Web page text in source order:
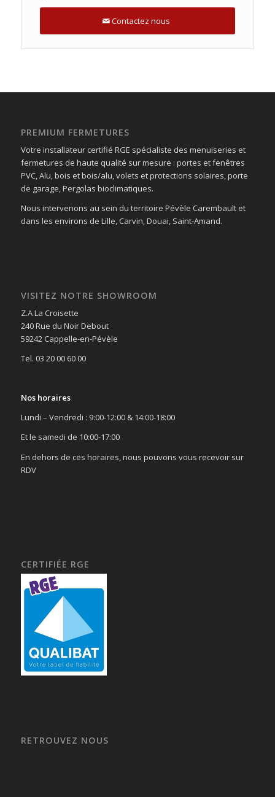
Contactez nous
PREMIUM FERMETURES
Votre installateur certifié RGE spécialiste des menuiseries et
fermetures de haute qualité sur mesure : portes et fenêtres
PVC, Alu, bois et bois/alu, volets et protections solaires, porte
de garage, Pergolas bioclimatiques.
Nous intervenons au sein du territoire Pévèle Carembault et
dans les environs de Lille, Carvin, Douai, Saint-Amand.
VISITEZ NOTRE SHOWROOM
Z.A La Croisette
240 Rue du Noir Debout
59242 Cappelle-en-Pévèle
Tel. 03 20 00 60 00
Nos horaires
Lundi – Vendredi : 9:00-12:00 & 14:00-18:00
Et le samedi de 10:00-17:00
En dehors de ces horaires, nous pouvons vous recevoir sur
RDV
CERTIFIÉE RGE
RETROUVEZ NOUS